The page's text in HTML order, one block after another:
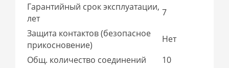
Гарантийный срок эксплуатации,
лет
7
Защита контактов (безопасное
прикосновение)
Нет
Общ. количество соединений
10